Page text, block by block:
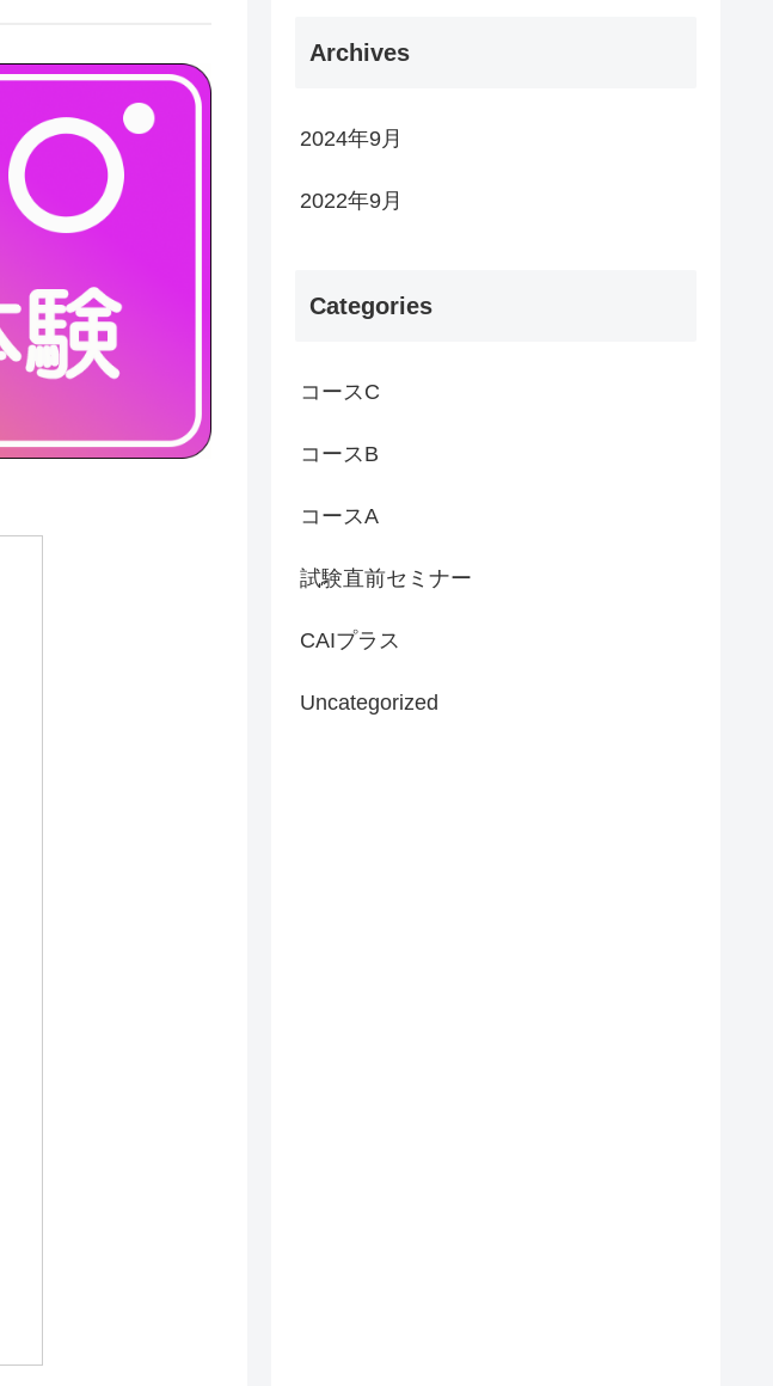
Archives
2024年9月
2022年9月
Categories
コースC
コースB
コースA
試験直前セミナー
CAIプラス
Uncategorized